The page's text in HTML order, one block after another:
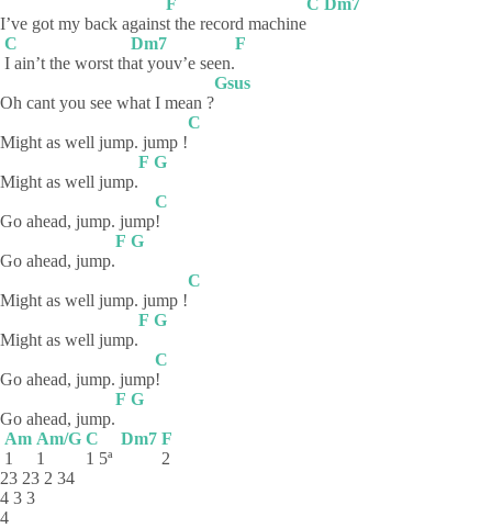
I’ve got my back agains
F
t the record machine
C Dm7
C
I ain’t the worst th
Dm7
at youv’e seen.
F
Oh cant you see what I mean ?
Gsus
Might as well jump. jump !
C
Might as well jump.
F G
Go ahead, jump. jump
C
!
Go ahead, jump.
F G
Might as well jump. jump !
C
Might as well jump.
F G
Go ahead, jump. jump
C
!
Go ahead, jump.
F G
Am
1
Am/G
1
C
1 5ª
Dm7 F
2
23 23 2 34
4 3 3
4